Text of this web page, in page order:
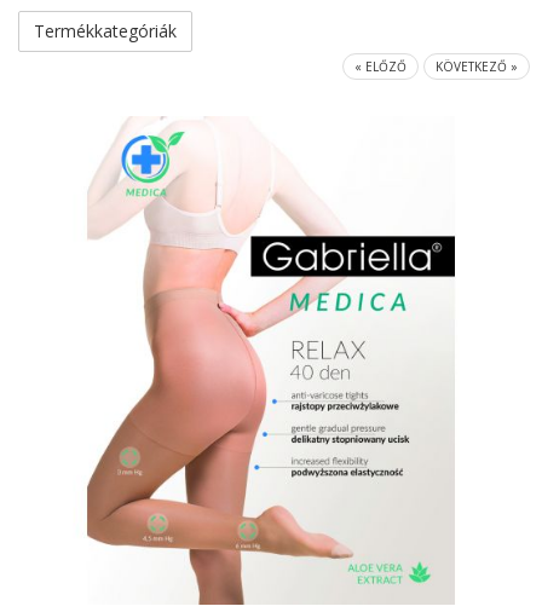
Termékkategóriák
« ELŐZŐ KÖVETKEZŐ »